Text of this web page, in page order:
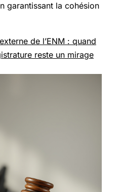
garantissant la cohésion
de l’ENM : quand
reste un mirage